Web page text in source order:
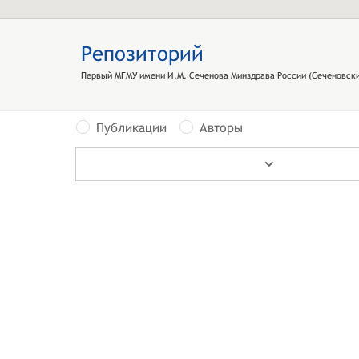
Репозиторий
Первый МГМУ имени И.М. Сеченова Минздрава России
Публикации Авторы